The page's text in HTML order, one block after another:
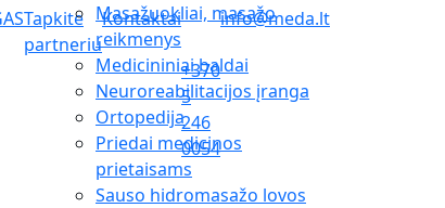
Masažuokliai, masažo
reikmenys
Medicininiai baldai
Neuroreabilitacijos įranga
Ortopedija
Priedai medicinos
prietaisams
Sauso hidromasažo lovos
Tapkite
partneriu
Kontaktai
+370
5
246
0054
info@meda.lt